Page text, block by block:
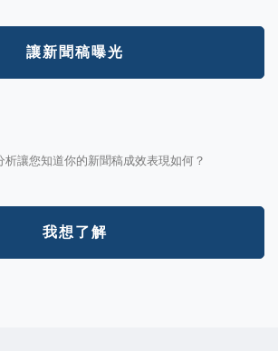
讓新聞稿曝光
讓您知道你的新聞稿成效表現如何？
我想了解